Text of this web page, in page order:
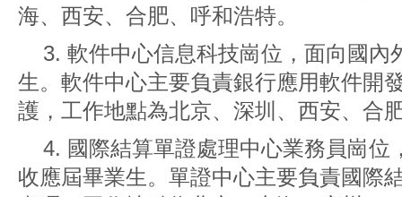
海、西安、合肥、呼和浩特。
3. 軟件中心信息科技崗位，面向國內
生。軟件中心主要負責銀行應用軟件開
護，工作地點為北京、深圳、西安、合
4. 國際結算單證處理中心業務員崗位
收應屆畢業生。單證中心主要負責國際